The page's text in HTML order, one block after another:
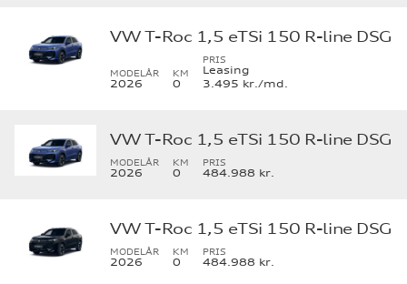
VW T-Roc 1,5 eTSi 150 R-line DSG
MODELÅR
2026
KM
0
PRIS
Leasing
3.495 kr./md.
VW T-Roc 1,5 eTSi 150 R-line DSG
MODELÅR
2026
KM
0
PRIS
484.988 kr.
VW T-Roc 1,5 eTSi 150 R-line DSG
MODELÅR
2026
KM
0
PRIS
484.988 kr.